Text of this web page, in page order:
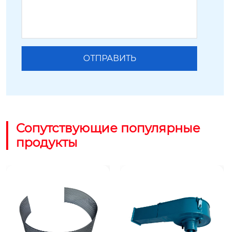
Сопутствующие популярные
продукты